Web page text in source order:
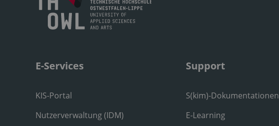
E-Services
KIS-Portal
Nutzerverwaltung (IDM)
Support
S(kim)-Dokumentationen
E-Learning